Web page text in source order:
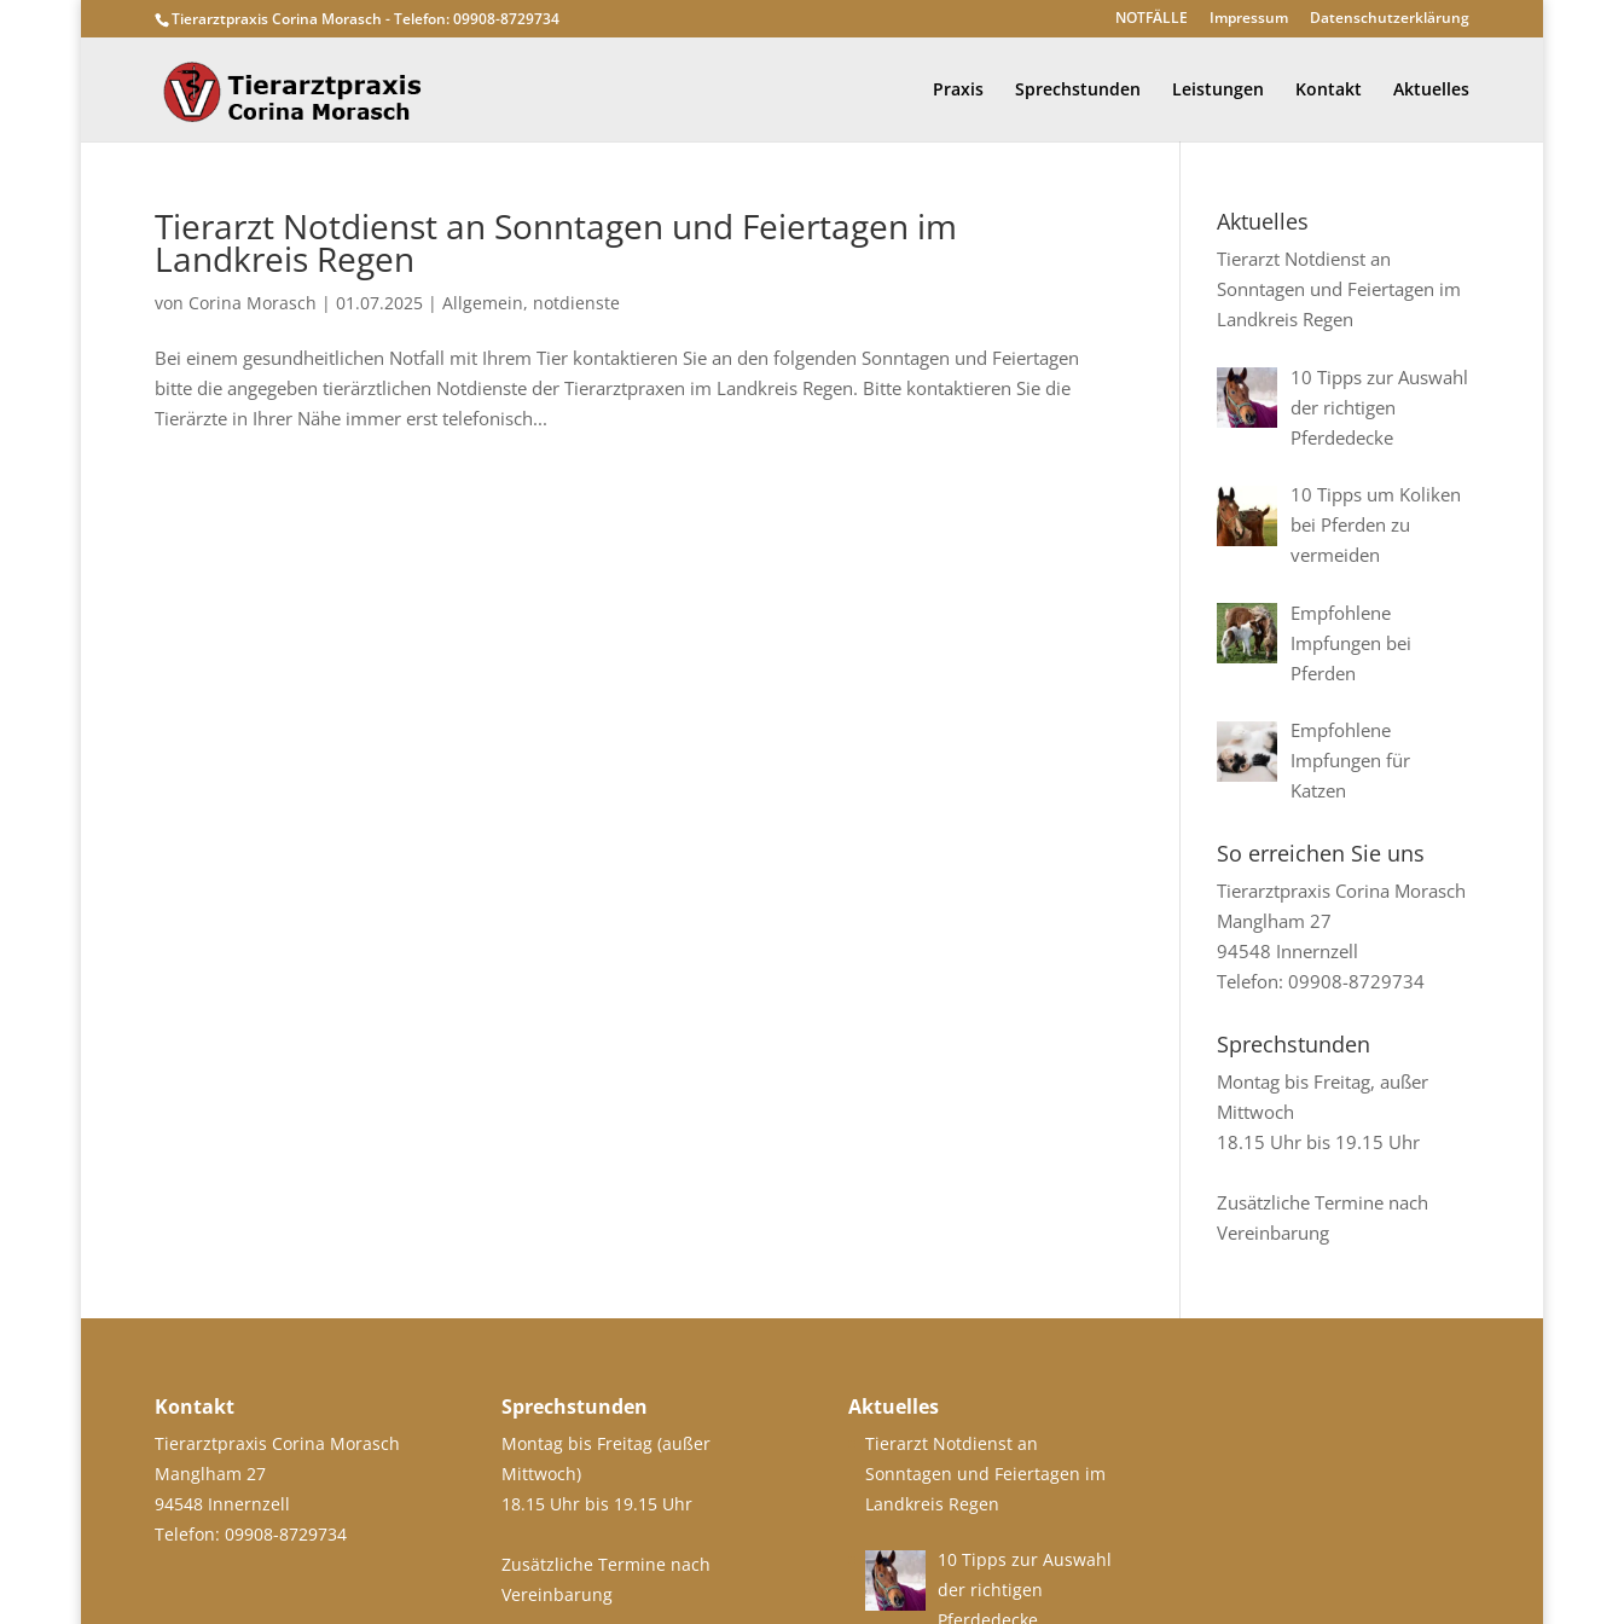
Tierarztpraxis Corina Morasch - Telefon: 09908-8729734 NOTFÄLLE Impressum Datenschutzerklärung
Praxis Sprechstunden Leistungen Kontakt Aktuelles
Tierarzt Notdienst an Sonntagen und Feiertagen im
Landkreis Regen
von Corina Morasch | 01.07.2025| Allgemein, notdienste
Bei einem gesundheitlichen Notfall mit Ihrem Tier kontaktieren Sie an den folgenden Sonntagen und Feiertagen
bitte die angegeben tierärztlichen Notdienste der Tierarztpraxen im Landkreis Regen. Bitte kontaktieren Sie die
Tierärzte in Ihrer Nähe immer erst telefonisch...
Aktuelles
Tierarzt Notdienst an
Sonntagen und Feiertagen im
Landkreis Regen
10 Tipps zur Auswahl
der richtigen
Pferdedecke
10 Tipps um Koliken
bei Pferden zu
vermeiden
Empfohlene
Impfungen bei
Pferden
Empfohlene
Impfungen für
Katzen
So erreichen Sie uns
Tierarztpraxis Corina Morasch
Manglham 27
94548 Innernzell
Telefon: 09908-8729734
Sprechstunden
Montag bis Freitag, außer
Mittwoch
18.15 Uhr bis 19.15 Uhr
Zusätzliche Termine nach
Vereinbarung
Kontakt
Tierarztpraxis Corina Morasch
Manglham 27
94548 Innernzell
Telefon: 09908-8729734
Sprechstunden
Montag bis Freitag (außer
Mittwoch)
18.15 Uhr bis 19.15 Uhr
Zusätzliche Termine nach
Vereinbarung
Aktuelles
Tierarzt Notdienst an
Sonntagen und Feiertagen im
Landkreis Regen
10 Tipps zur Auswahl
der richtigen